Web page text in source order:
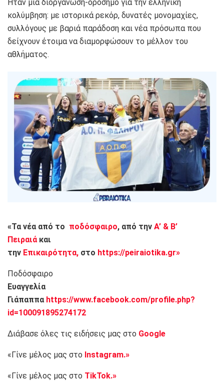
Ήταν μια διοργάνωση-ορόσημο για την ελληνική
κολύμβηση: με ιστορικά ρεκόρ, δυνατές μονομαχίες,
συλλόγους με βαριά παράδοση και νέα πρόσωπα που
δείχνουν έτοιμα να διαμορφώσουν το μέλλον του
αθλήματος.
«Τα νέα από το ποδόσφαιρο, από την Α’ & Β’
Πειραιάκαι
την Επικαιρότητα, στο https://peiraiotika.gr»
Ποδόσφαιρο
Ευαγγελία
Γιάπαππα https://www.facebook.com/profile.php?
id=100091895274172
Διάβασε όλες τις ειδήσεις μας στο Google
«Γίνε μέλος μας στο Instagram.»
«Γίνε μέλος μας στο TikTok.»